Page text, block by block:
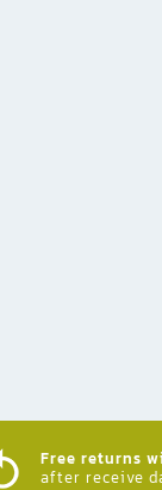
Free returns
after receive